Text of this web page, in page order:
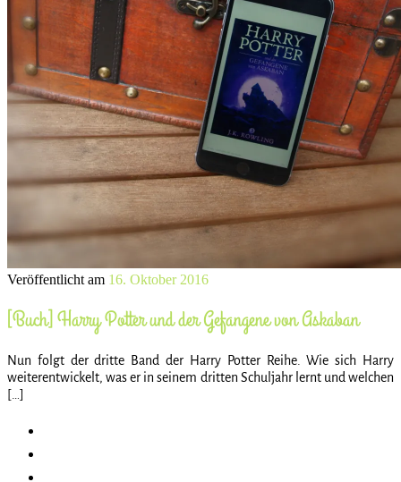
Veröffentlicht am 16. Oktober 2016
[Buch] Harry Potter und der Gefangene von Askaban
Nun folgt der dritte Band der Harry Potter Reihe. Wie sich Harry
weiterentwickelt, was er in seinem dritten Schuljahr lernt und welchen
[…]